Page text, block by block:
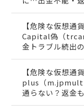
【危険な仮想
Capital偽（
金トラブル続出
【危険な仮想
plus（
通らない？返金